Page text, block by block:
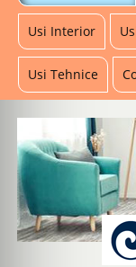
Usi Interior
Usi Tehnice